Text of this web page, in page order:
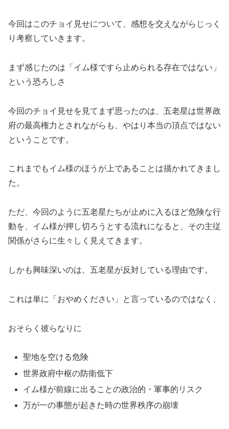
今回はこのチョイ見せについて、感想を交えながらじっく
り考察していきます。
まず感じたのは「イム様ですら止められる存在ではない」
という恐ろしさ
今回のチョイ見せを見てまず思ったのは、五老星は世界政
府の最高権力とされながらも、やはり本当の頂点ではない
ということです。
これまでもイム様のほうが上であることは描かれてきまし
た。
ただ、今回のように五老星たちが止めに入るほど危険な行
動を、イム様が押し切ろうとする流れになると、その主従
関係がさらに生々しく見えてきます。
しかも興味深いのは、五老星が反対している理由です。
これは単に「おやめください」と言っているのではなく、
おそらく彼らなりに
聖地を空ける危険
世界政府中枢の防衛低下
イム様が前線に出ることの政治的・軍事的リスク
万が一の事態が起きた時の世界秩序の崩壊